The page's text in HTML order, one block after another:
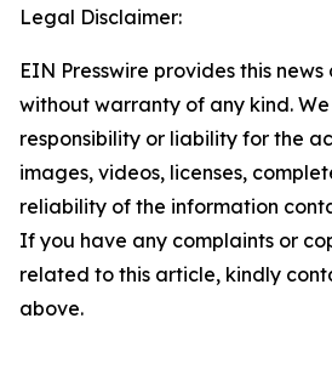
Legal Disclaimer:
EIN Presswire provides this
without warranty of any kind.
responsibility or liability for the
images, videos, licenses,
reliability of the information
If you have any complaints or
related to this article, kindly
above.